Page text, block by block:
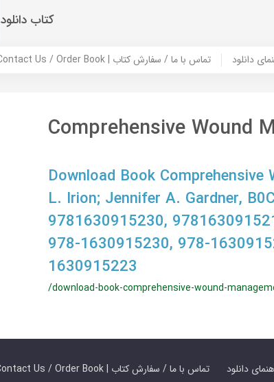
کتاب دانلود
Contact Us / Order Book | تماس با ما / سفارش کتاب دانلود
Comprehensive Wound
Download Book
L. Irion; Jennifer A. Gardner,
9781630915230,
978-1630915230, 978-
1630915223
/download-book-comprehensive-wound-
Contact Us / Order Book | تماس با ما / سفارش کتاب دانلود